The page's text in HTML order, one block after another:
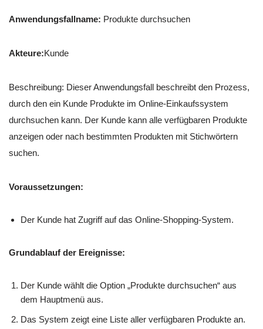
Anwendungsfallname: Produkte durchsuchen
Akteure:Kunde
Beschreibung: Dieser Anwendungsfall beschreibt den Prozess,
durch den ein Kunde Produkte im Online-Einkaufssystem
durchsuchen kann. Der Kunde kann alle verfügbaren Produkte
anzeigen oder nach bestimmten Produkten mit Stichwörtern
suchen.
Voraussetzungen:
Der Kunde hat Zugriff auf das Online-Shopping-System.
Grundablauf der Ereignisse:
Der Kunde wählt die Option „Produkte durchsuchen“ aus
dem Hauptmenü aus.
Das System zeigt eine Liste aller verfügbaren Produkte an.